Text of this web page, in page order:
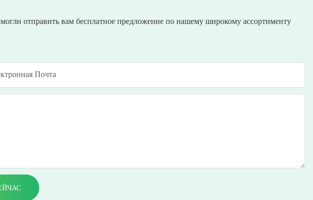
отправить вам бесплатное предложение по нашему широкому ассортименту
Почта